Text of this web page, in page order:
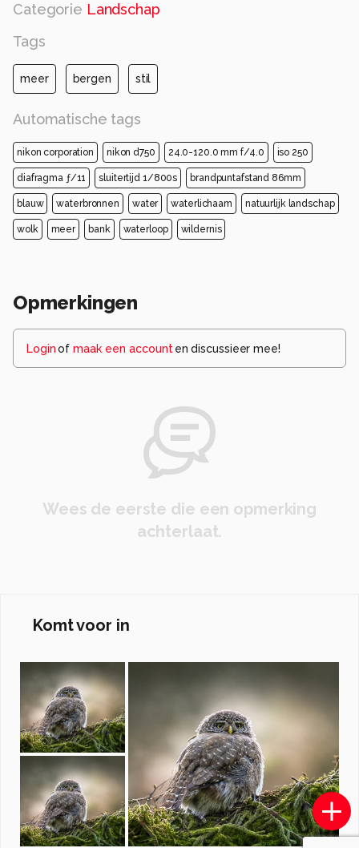
Categorie Landschap
Tags
meer bergen stil
Automatische tags
nikon corporation nikon d750 24.0-120.0 mm f/4.0 iso 250
diafragma ƒ/11 sluitertijd 1/800s brandpuntafstand 86mm
blauw waterbronnen water waterlichaam natuurlijk landschap
wolk meer bank waterloop wildernis
Opmerkingen
Loginof maak een account en discussieer mee!
Wees de eerste die een opmerking
achterlaat.
Komt voor in